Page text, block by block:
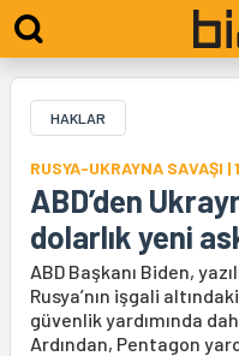
HAKLAR
RUSYA-UKRAYNA SAVAŞI |
ABD’den
dolarlık yeni
ABD Başkanı Biden,
Rusya’nın işgali
güvenlik yardımında
Ardından, Pentagon